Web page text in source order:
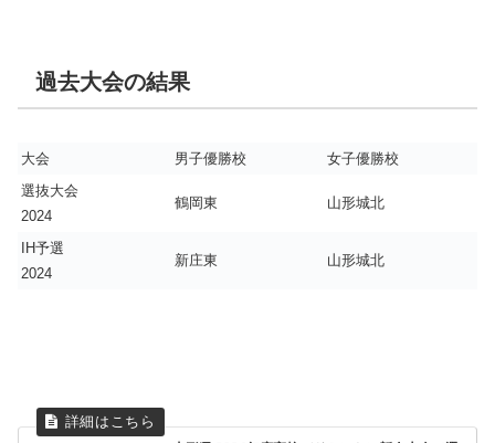
過去大会の結果
大会 男子優勝校
女子優勝校
選抜大会
2024
鶴岡東 山形城北
IH予選
2024
新庄東 山形城北